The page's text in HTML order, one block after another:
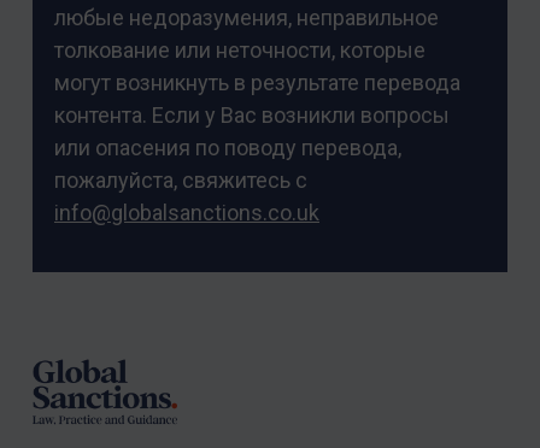
любые недоразумения, неправильное
толкование или неточности, которые
могут возникнуть в результате перевода
контента. Если у Вас возникли вопросы
или опасения по поводу перевода,
пожалуйста, свяжитесь с
info@globalsanctions.co.uk